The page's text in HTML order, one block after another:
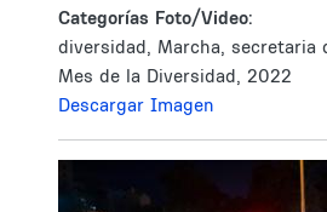
Categorías Foto/Video:
diversidad, Marcha, secretaria
Mes de la Diversidad, 2022
Descargar Imagen